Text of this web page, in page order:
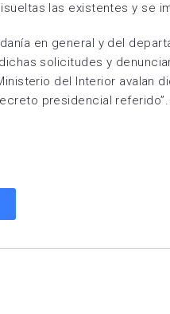
las existentes y se
en general y del
solicitudes y
del Interior avalan
presidencial referido”.